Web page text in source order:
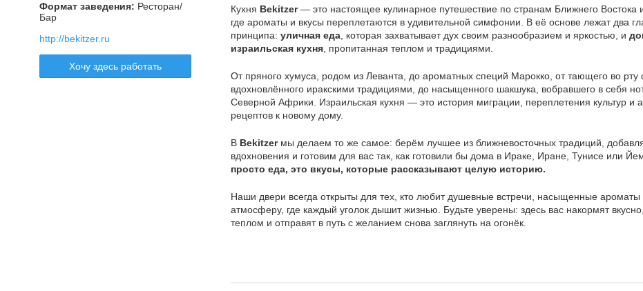
Кухня Bekitzer— это настоящее кулинарное путешествие по странам Ближнего Востока
где ароматы и вкусы переплетаются в удивительной симфонии. В её основе лежат два
принципа: уличная еда , которая захватывает дух своим разнообразием и яркостью, и
израильская кухня , пропитанная теплом и традициями.
От пряного хумуса, родом из Леванта, до ароматных специй Марокко, от тающего во рту
вдохновлённого иракскими традициями, до насыщенного шакшука, вобравшего в себя
Северной Африки. Израильская кухня — это история миграции, переплетения культур и
рецептов к новому дому.
В Bekitzerмы делаем то же самое: берём лучшее из ближневосточных традиций,
вдохновения и готовим для вас так, как готовили бы дома в Ираке, Иране, Тунисе или
просто еда, это вкусы, которые рассказывают целую историю.
Наши двери всегда открыты для тех, кто любит душевные встречи, насыщенные ароматы
атмосферу, где каждый уголок дышит жизнью. Будьте уверены: здесь вас накормят
теплом и отправят в путь с желанием снова заглянуть на огонёк.
Формат заведения: Ресторан/
Бар
http://bekitzer.ru
Хочу здесь работать